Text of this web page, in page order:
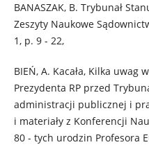
BANASZAK, B. Trybunał
Zeszyty Naukowe
1, p. 9 - 22,
BIEŃ, A. Kacała, Kilka
Prezydenta RP przed
administracji publicznej i
i materiały z Konferencji
80 - tych urodzin Profesora